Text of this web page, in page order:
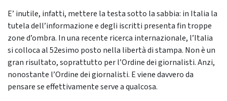
E’ inutile, infatti, mettere la testa sotto la sabbia: in Italia la
tutela dell’informazione e degli iscritti presenta fin troppe
zone d’ombra. In una recente ricerca internazionale, l’Italia
si colloca al 52esimo posto nella libertà di stampa. Non è un
gran risultato, soprattutto per l’Ordine dei giornalisti. Anzi,
nonostante l’Ordine dei giornalisti. E viene davvero da
pensare se effettivamente serve a qualcosa.